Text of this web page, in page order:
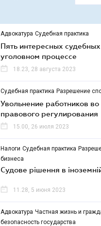
Адвокатура Судебная практика
Пять интересных
уголовном процессе
18.23, 28 августа 2023
Судебная практика Разрешение
Увольнение работников
правового регулирования
15.00, 26 июля 2023
Налоги Судебная практика
бизнеса
Судове рішення в
11.28, 5 июня 2023
Адвокатура Частная жизнь и
безопасность государства